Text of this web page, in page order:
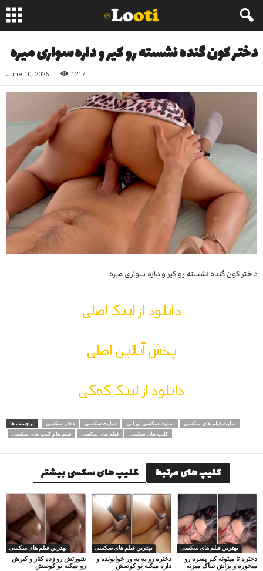
دختر کون گنده نشسته رو کیر و داره سواری میره
June 10, 2026 1217
دختر کون گنده نشسته رو کیر و داره سواری میره
دانلود از لینک اصلی
پخش آنلاین اصلی
دانلود از لینک کمکی
برچسب ها دختر سکسی سایت سکسی سایت سکسی ایرانی
سایت فیلم های سکسی
فیلم ها و کلیپ های سکسی
فیلم های سکسی کلیپ های سکسی
کلیپ های مرتبط کلیپ های سکسی بیشتر
بهترین فیلم های سکسی
شورتش رو زده کنار و کیرش
رو میکنه تو کوصش
بهترین فیلم های سکسی
دختره رو به یه ور خوابونده و
داره میکنه تو کوصش
بهترین فیلم های سکسی
دختره تا میتونه کیر پسره رو
میخوره و براش ساک میزنه